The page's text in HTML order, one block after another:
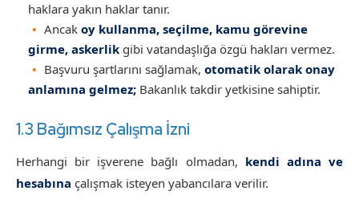
haklara yakın haklar tanır.
Ancak oy kullanma, seçilme, kamu görevine
girme, askerlik gibi vatandaşlığa özgü hakları vermez.
Başvuru şartlarını sağlamak, otomatik olarak onay
anlamına gelmez; Bakanlık takdir yetkisine sahiptir.
1.3 Bağımsız Çalışma İzni
Herhangi bir işverene bağlı olmadan, kendi adına ve
hesabına çalışmak isteyen yabancılara verilir.